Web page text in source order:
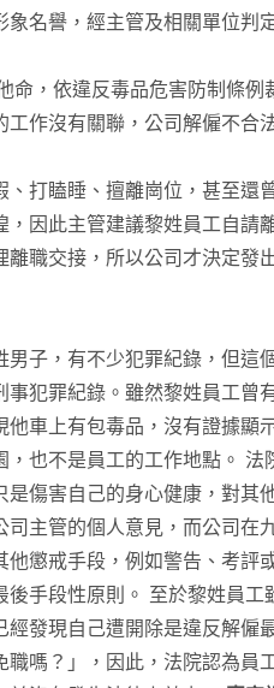
象名譽，經主管及相關單位判
命，依違反毒品危害防制條例
作沒有關聯，公司解僱不合
打瞌睡、擅離崗位，甚至還
因此主管建議黎姓員工自請
職交接，所以公司才決定發
子，有不少犯罪紀錄，但這
犯罪紀錄。雖然黎姓員工曾
車上有包毒品，沒有證據顯
也不是員工的工作地點。 法
傷害自己的身心健康，對其
主管的個人意見，而公司在
懲戒手段，例如警告、考評
手段性原則。 至於黎姓員工
發現自己遭開除是違反解僱
嗎？」，因此，法院認為員